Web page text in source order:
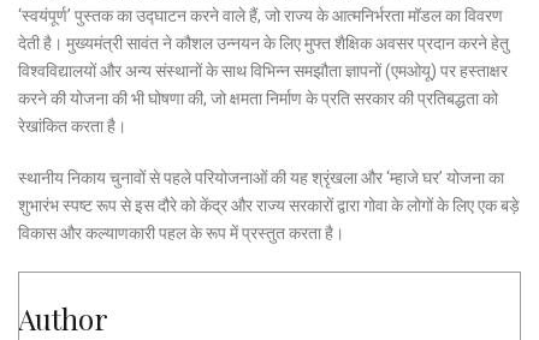
‘स्वयंपूर्ण’ पुस्तक का उद्घाटन करने वाले हैं, जो राज्य के आत्मनिर्भरता मॉडल का विवरण
देती है। मुख्यमंत्री सावंत ने कौशल उन्नयन के लिए मुफ्त शैक्षिक अवसर प्रदान करने हेतु
विश्वविद्यालयों और अन्य संस्थानों के साथ विभिन्न समझौता ज्ञापनों (एमओयू) पर हस्ताक्षर
करने की योजना की भी घोषणा की, जो क्षमता निर्माण के प्रति सरकार की प्रतिबद्धता को
रेखांकित करता है।
स्थानीय निकाय चुनावों से पहले परियोजनाओं की यह श्रृंखला और ‘म्हाजे घर’ योजना का
शुभारंभ स्पष्ट रूप से इस दौरे को केंद्र और राज्य सरकारों द्वारा गोवा के लोगों के लिए एक बड़े
विकास और कल्याणकारी पहल के रूप में प्रस्तुत करता है।
Author